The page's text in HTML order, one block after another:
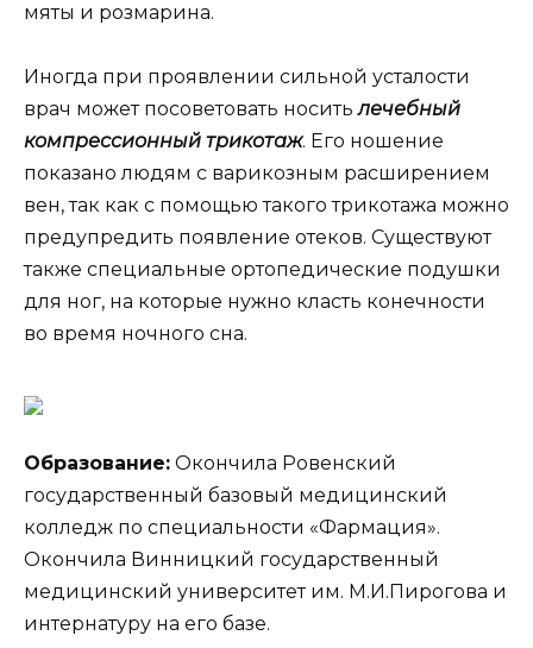
мяты и розмарина.
Иногда при проявлении сильной усталости
врач может посоветовать носитьлечебный
компрессионный трикотаж. Его ношение
показано людям с варикозным расширением
вен, так как с помощью такого трикотажа можно
предупредить появление отеков. Существуют
также специальные ортопедические подушки
для ног, на которые нужно класть конечности
во время ночного сна.
Образование: Окончила Ровенский
государственный базовый медицинский
колледж по специальности «Фармация».
Окончила Винницкий государственный
медицинский университет им. М.И.Пирогова и
интернатуру на его базе.